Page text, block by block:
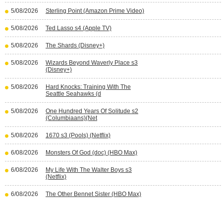
5/08/2026 Sterling Point (Amazon Prime Video)
5/08/2026 Ted Lasso s4 (Apple TV)
5/08/2026 The Shards (Disney+)
5/08/2026
Wizards Beyond Waverly Place s3
(Disney+)
5/08/2026
Hard Knocks: Training With The
Seattle Seahawks (d
5/08/2026
One Hundred Years Of Solitude s2
(Columbiaans)(Net
5/08/2026 1670 s3 (Pools) (Netflix)
6/08/2026 Monsters Of God (doc) (HBO Max)
6/08/2026
My Life With The Walter Boys s3
(Netflix)
6/08/2026 The Other Bennet Sister (HBO Max)